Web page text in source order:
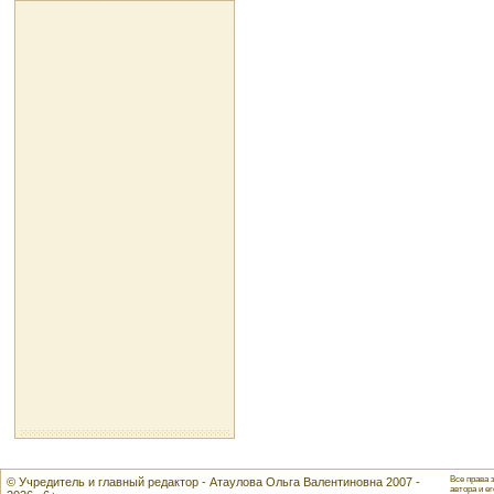
© Учредитель и главный редактор - Атаулова Ольга Валентиновна 2007 -
Все права
автора и